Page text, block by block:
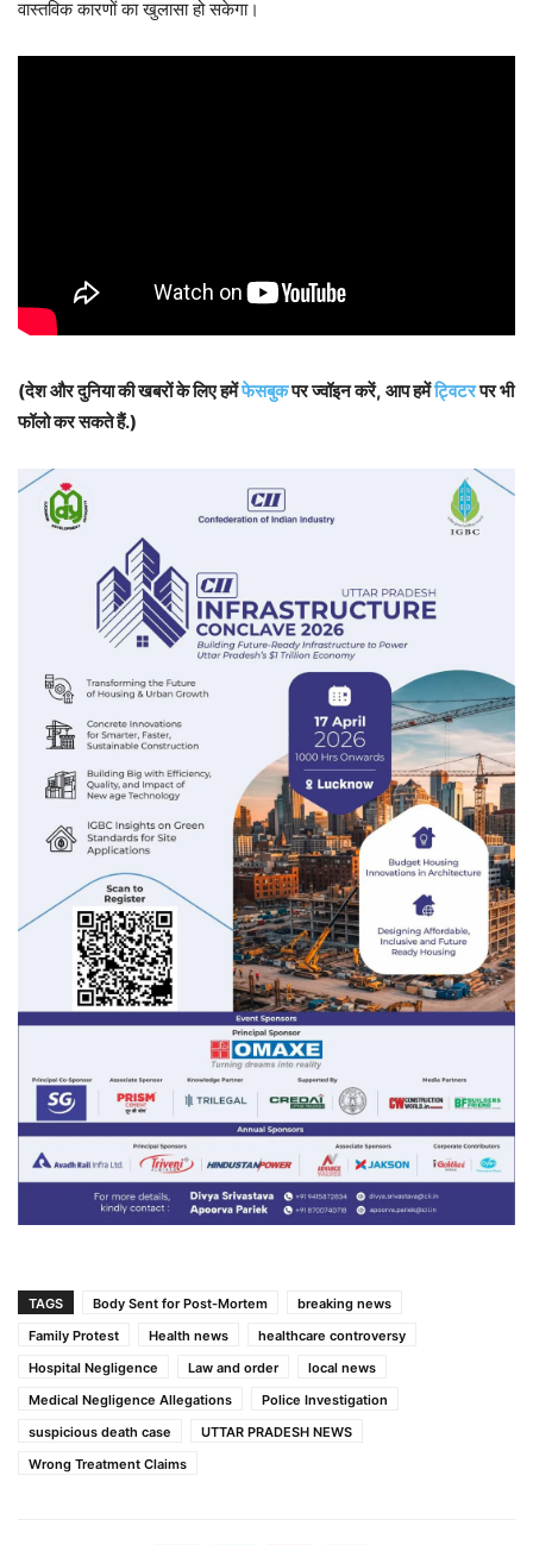
वास्तविक कारणों का खुलासा हो सकेगा।
(देश और दुनिया की खबरों के लिए हमेंफेसबुकपर ज्वॉइन करें, आप हमेंट्विटरपर भी
फॉलो कर सकते हैं.)
TAGS Body Sent for Post-Mortem
breaking news
Family Protest
Health news
healthcare controversy
Hospital Negligence
Law and order
local news
Medical Negligence Allegations
Police Investigation
suspicious death case
UTTAR PRADESH NEWS
Wrong Treatment Claims